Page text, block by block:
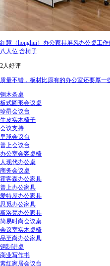
红慧（honghui）办公家具屏风办公桌工
八人位 含椅子
2人好评
质量不错，板材比原有的办公室还要厚一
钢木条桌
板式圆形会议桌
珍昂会议台
牛皮实木椅子
会议支持
皇球会议台
普上会议台
办公室会客桌椅
人现代办公桌
商务会议桌
霍客森办公家具
普上办公家具
爱特屋办公家具
思觅办公家具
斯洛梵办公家具
简易时尚会议桌
会议室实木桌椅
品至尚办公家具
钢制讲桌
商业写作书
素红家居会议台